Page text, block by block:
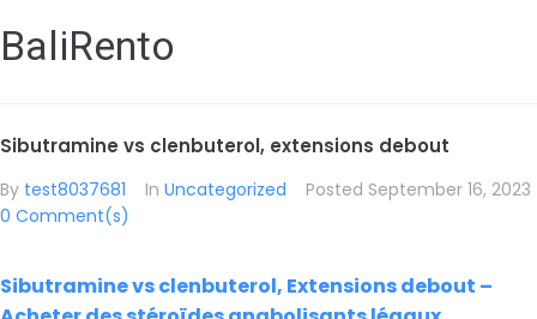
BaliRento
Sibutramine vs clenbuterol, extensions debout
By test8037681 In Uncategorized Posted September 16, 2023
0 Comment(s)
Sibutramine vs clenbuterol, Extensions debout –